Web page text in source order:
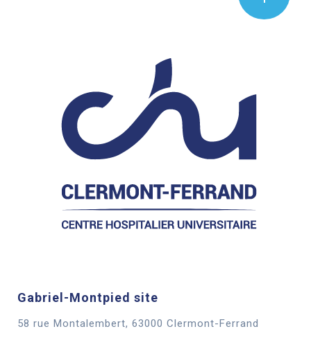
Gabriel-Montpied site
58 rue Montalembert, 63000 Clermont-Ferrand